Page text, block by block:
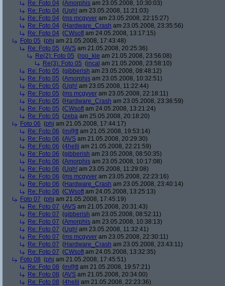
Re: Foto 04 (Amorphis am 23.05.2008, 10:30:03)
Re: Foto 04 (Ugh! am 23.05.2008, 11:21:03)
Re: Foto 04 (ms mcgyver am 23.05.2008, 22:15:27)
Re: Foto 04 (Hardware_Crash am 23.05.2008, 23:35:56)
Re: Foto 04 (CWsoft am 24.05.2008, 13:17:15)
Foto 05 (phj am 21.05.2008, 17:43:48)
Re: Foto 05 (AVS am 21.05.2008, 20:25:36)
Re(2): Foto 05 (roo_kie am 21.05.2008, 23:56:08)
Re(3): Foto 05 (incal am 21.05.2008, 23:58:10)
Re: Foto 05 (gibberish am 23.05.2008, 08:48:12)
Re: Foto 05 (Amorphis am 23.05.2008, 10:32:51)
Re: Foto 05 (Ugh! am 23.05.2008, 11:22:44)
Re: Foto 05 (ms mcgyver am 23.05.2008, 22:18:11)
Re: Foto 05 (Hardware_Crash am 23.05.2008, 23:36:59)
Re: Foto 05 (CWsoft am 24.05.2008, 13:21:24)
Re: Foto 05 (zeba am 25.05.2008, 20:18:20)
Foto 06 (phj am 21.05.2008, 17:44:17)
Re: Foto 06 (m@tt am 21.05.2008, 19:53:14)
Re: Foto 06 (AVS am 21.05.2008, 20:29:30)
Re: Foto 06 (4helli am 21.05.2008, 22:21:59)
Re: Foto 06 (gibberish am 23.05.2008, 08:50:35)
Re: Foto 06 (Amorphis am 23.05.2008, 10:17:08)
Re: Foto 06 (Ugh! am 23.05.2008, 11:29:08)
Re: Foto 06 (ms mcgyver am 23.05.2008, 22:23:16)
Re: Foto 06 (Hardware_Crash am 23.05.2008, 23:40:14)
Re: Foto 06 (CWsoft am 24.05.2008, 13:25:13)
Foto 07 (phj am 21.05.2008, 17:45:19)
Re: Foto 07 (AVS am 21.05.2008, 20:31:43)
Re: Foto 07 (gibberish am 23.05.2008, 08:52:11)
Re: Foto 07 (Amorphis am 23.05.2008, 10:38:13)
Re: Foto 07 (Ugh! am 23.05.2008, 11:32:41)
Re: Foto 07 (ms mcgyver am 23.05.2008, 22:30:11)
Re: Foto 07 (Hardware_Crash am 23.05.2008, 23:43:11)
Re: Foto 07 (CWsoft am 24.05.2008, 13:32:35)
Foto 08 (phj am 21.05.2008, 17:45:51)
Re: Foto 08 (m@tt am 21.05.2008, 19:57:21)
Re: Foto 08 (AVS am 21.05.2008, 20:34:00)
Re: Foto 08 (4helli am 21.05.2008, 22:23:36)